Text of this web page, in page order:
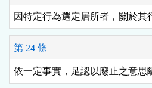
因特定行為選定居所者，關於其
第 24 條
依一定事實，足認以廢止之意思